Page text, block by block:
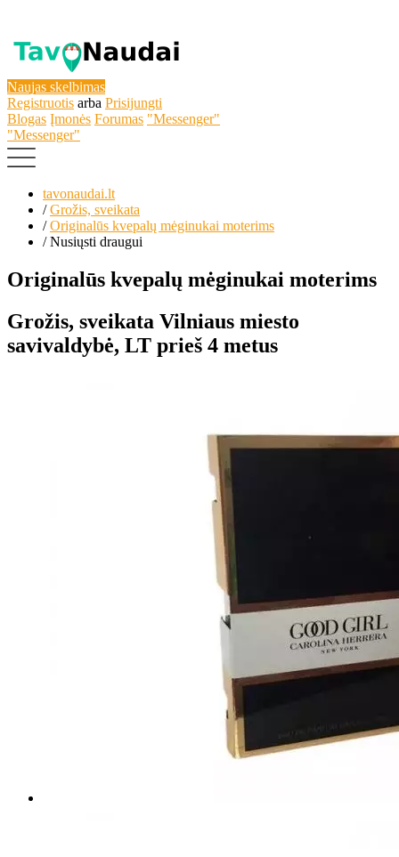
Naujas skelbimas
Registruotis arba Prisijungti
Blogas Įmonės Forumas "Messenger"
"Messenger"
tavonaudai.lt
/Grožis, sveikata
/Originalūs kvepalų mėginukai moterims
/Nusiųsti draugui
Originalūs kvepalų mėginukai moterims
Grožis, sveikata Vilniaus miesto
savivaldybė, LT prieš 4 metus